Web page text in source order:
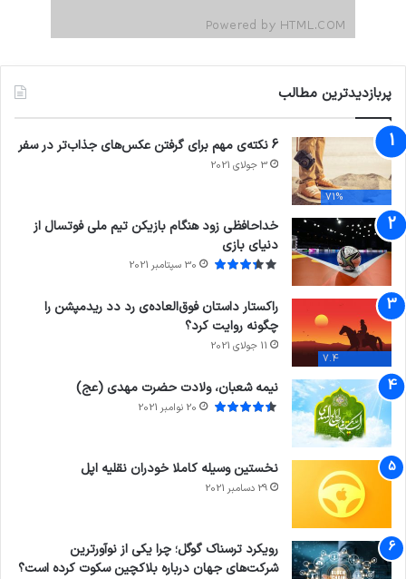
پربازدیدترین مطالب
71%
6 نکته‌ی مهم برای گرفتن عکس‌های جذاب‌تر در سفر
3 جولای 2021
خداحافظی زود هنگام بازیکن تیم ملی فوتسال از
دنیای بازی
30 سپتامبر 2021
7.4
راکستار داستان فوق‌العاده‌ی رد دد ریدمپشن را
چگونه روایت کرد؟
11 جولای 2021
نیمه شعبان، ولادت حضرت مهدی (عج)
20 نوامبر 2021
نخستین وسیله کاملا خودران نقلیه اپل
29 دسامبر 2021
رویکرد ترسناک گوگل؛ چرا یکی از نوآورترین
شرکت‌های جهان درباره بلاکچین سکوت کرده است؟